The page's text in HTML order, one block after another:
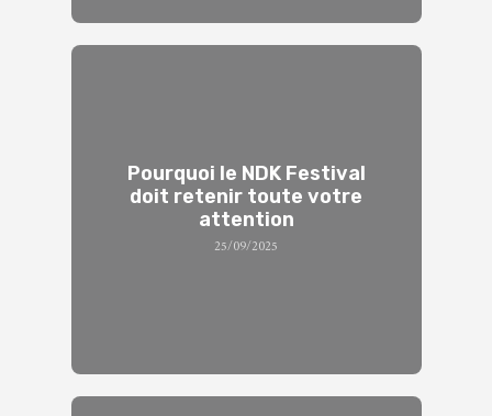
Pourquoi le NDK Festival
doit retenir toute votre
attention
25/09/2025